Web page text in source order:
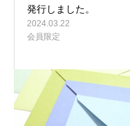
発行しました。
2024.03.22
会員限定